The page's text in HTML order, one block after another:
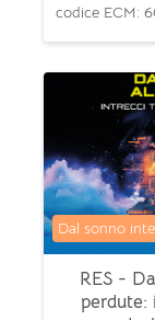
codice ECM:
RES -
perdute:
Categoria di
Dal sonno